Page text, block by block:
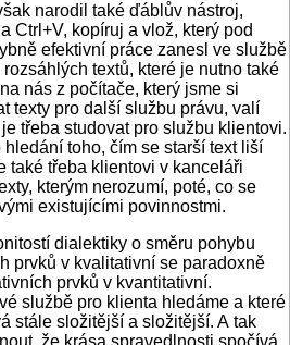
narodil také ďáblův nástroj,
Ctrl+V, kopíruj a vlož, který pod
efektivní práce zanesl ve službě
textů, které je nutno také
nás z počítače, který jsme si
texty pro další službu právu, valí
třeba studovat pro službu klientovi.
toho, čím se starší text liší
také třeba klientovi v kanceláři
kterým nerozumí, poté, co se
existujícími povinnostmi.
dialektiky o směru pohybu
prvků v kvalitativní se paradoxně
prvků v kvantitativní.
službě pro klienta hledáme a které
stále složitější a složitější. A tak
že krása spravedlnosti spočívá